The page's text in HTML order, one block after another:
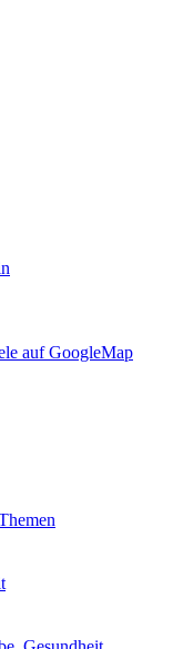
auf GoogleMap